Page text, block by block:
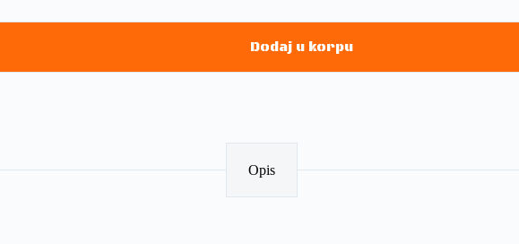
Dodaj u korpu
Opis